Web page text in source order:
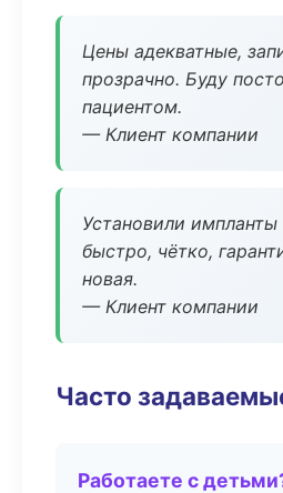
Цены адекватные,
прозрачно. Буду
пациентом.
— Клиент компании
Установили
быстро, чётко,
новая.
— Клиент компании
Часто
Работаете с